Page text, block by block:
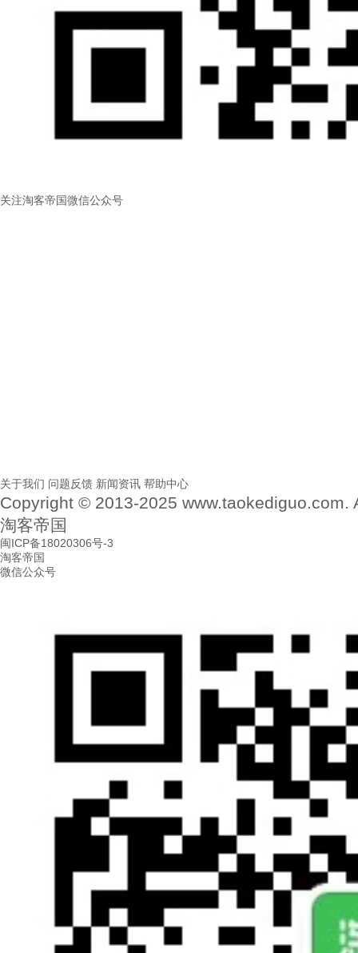
关注淘客帝国微信公众号
关于我们 问题反馈 新闻资讯 帮助中心
Copyright © 2013-2025 www.taokediguo.com.
淘客帝国
闽ICP备18020306号-3
淘客帝国
微信公众号